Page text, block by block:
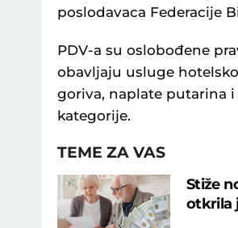
poslodavaca Federacije
PDV-a su oslobođene
obavljaju usluge
goriva, naplate putarina
kategorije.
TEME ZA VAS
Stiže
otkrila